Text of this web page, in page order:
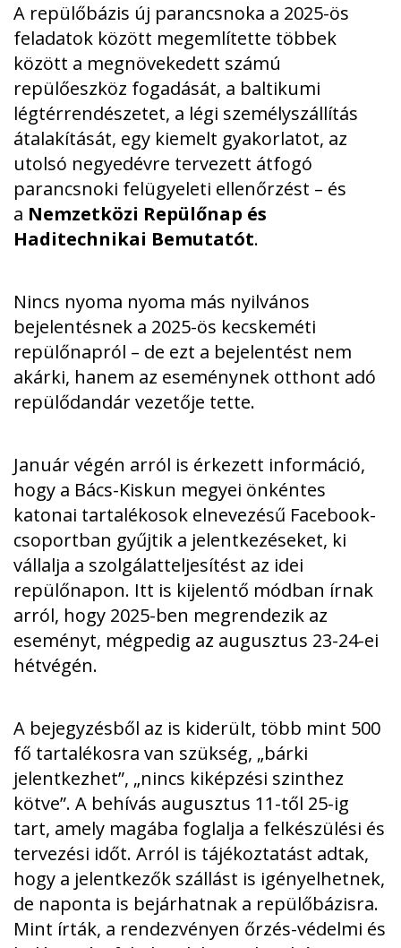
A repülőbázis új parancsnoka a 2025-ös
feladatok között megemlítette többek
között a megnövekedett számú
repülőeszköz fogadását, a baltikumi
légtérrendészetet, a légi személyszállítás
átalakítását, egy kiemelt gyakorlatot, az
utolsó negyedévre tervezett átfogó
parancsnoki felügyeleti ellenőrzést – és
a Nemzetközi Repülőnap és
Haditechnikai Bemutatót.
Nincs nyoma nyoma más nyilvános
bejelentésnek a 2025-ös kecskeméti
repülőnapról – de ezt a bejelentést nem
akárki, hanem az eseménynek otthont adó
repülődandár vezetője tette.
Január végén arról is érkezett információ,
hogy a Bács-Kiskun megyei önkéntes
katonai tartalékosok elnevezésű Facebook-
csoportban gyűjtik a jelentkezéseket, ki
vállalja a szolgálatteljesítést az idei
repülőnapon. Itt is kijelentő módban írnak
arról, hogy 2025-ben megrendezik az
eseményt, mégpedig az augusztus 23-24-ei
hétvégén.
A bejegyzésből az is kiderült, több mint 500
fő tartalékosra van szükség, „bárki
jelentkezhet”, „nincs kiképzési szinthez
kötve”. A behívás augusztus 11-től 25-ig
tart, amely magába foglalja a felkészülési és
tervezési időt. Arról is tájékoztatást adtak,
hogy a jelentkezők szállást is igényelhetnek,
de naponta is bejárhatnak a repülőbázisra.
Mint írták, a rendezvényen őrzés-védelmi és